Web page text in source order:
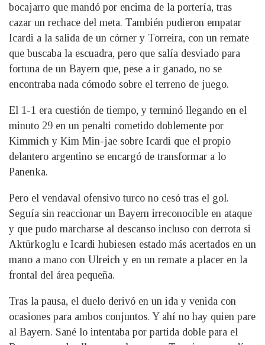
bocajarro que mandó por encima de la portería, tras
cazar un rechace del meta. También pudieron empatar
Icardi a la salida de un córner y Torreira, con un remate
que buscaba la escuadra, pero que salía desviado para
fortuna de un Bayern que, pese a ir ganado, no se
encontraba nada cómodo sobre el terreno de juego.
El 1-1 era cuestión de tiempo, y terminó llegando en el
minuto 29 en un penalti cometido doblemente por
Kimmich y Kim Min-jae sobre Icardi que el propio
delantero argentino se encargó de transformar a lo
Panenka.
Pero el vendaval ofensivo turco no cesó tras el gol.
Seguía sin reaccionar un Bayern irreconocible en ataque
y que pudo marcharse al descanso incluso con derrota si
Aktürkoglu e Icardi hubiesen estado más acertados en un
mano a mano con Ulreich y en un remate a placer en la
frontal del área pequeña.
Tras la pausa, el duelo derivó en un ida y venida con
ocasiones para ambos conjuntos. Y ahí no hay quien pare
al Bayern. Sané lo intentaba por partida doble para el